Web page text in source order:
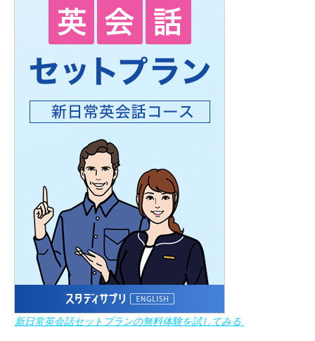
新日常英会話セットプランの無料体験を試してみる